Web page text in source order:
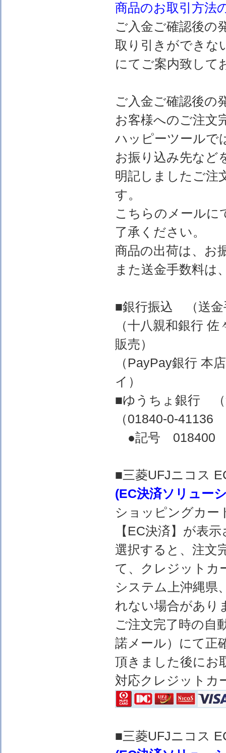
商品のお取引方法
ご入金ご確認後の
取り引きができな
にてご案内致して
ご入金ご確認後の
お客様へのご注文
ハッピーツールで
お振り込み先など
明記しましたご注
す。
こちらのメールに
了承ください。
商品の出荷は、お
また送金手数料は
■銀行振込 （送金
（十八親和銀行
販売）
（PayPay銀行
イ）
■ゆうちょ銀行 （
（01840-0-
●記号 018400
■三菱UFJニコス
(EC決済ソリュー
ショッピングカー
【EC決済】が表
選択すると、注文
て、クレジットカ
システム上沖縄県
れない場合があり
ご注文完了時の自
諾メール）にて正
頂きました後にお
対応クレジットカ
■三菱UFJニコス